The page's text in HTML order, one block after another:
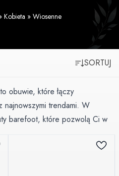
Kobieta » Wiosenne
SORTUJ
obuwie, które łączy
trendami. W
barefoot, które pozwolą Ci w
się wiosną.
dostępnością w Polsce,